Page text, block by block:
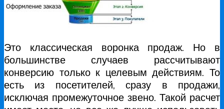
Это классическая воронка продаж. Но в
большинстве случаев рассчитывают
конверсию только к целевым действиям. То
есть из посетителей, сразу в продажи,
исключая промежуточное звено. Такой расчет